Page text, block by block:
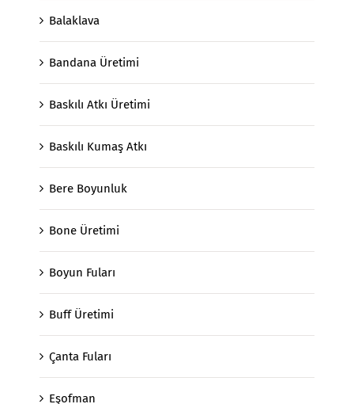
Balaklava
Bandana Üretimi
Baskılı Atkı Üretimi
Baskılı Kumaş Atkı
Bere Boyunluk
Bone Üretimi
Boyun Fuları
Buff Üretimi
Çanta Fuları
Eşofman